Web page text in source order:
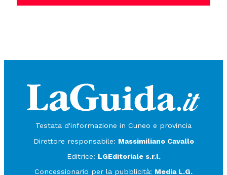
Testata d'informazione in Cuneo e provincia
Direttore responsabile: Massimiliano Cavallo
Editrice: LGEditoriale s.r.l.
Concessionario per la pubblicità: Media L.G.